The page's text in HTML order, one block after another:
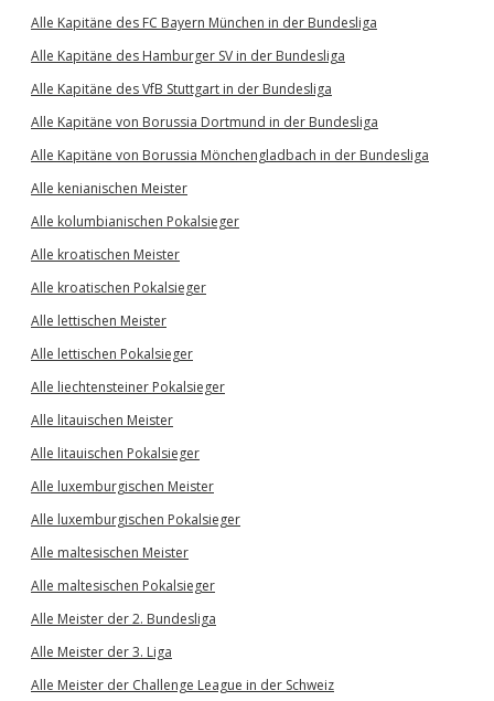
Alle Kapitäne des FC Bayern München in der Bundesliga
Alle Kapitäne des Hamburger SV in der Bundesliga
Alle Kapitäne des VfB Stuttgart in der Bundesliga
Alle Kapitäne von Borussia Dortmund in der Bundesliga
Alle Kapitäne von Borussia Mönchengladbach in der Bundesliga
Alle kenianischen Meister
Alle kolumbianischen Pokalsieger
Alle kroatischen Meister
Alle kroatischen Pokalsieger
Alle lettischen Meister
Alle lettischen Pokalsieger
Alle liechtensteiner Pokalsieger
Alle litauischen Meister
Alle litauischen Pokalsieger
Alle luxemburgischen Meister
Alle luxemburgischen Pokalsieger
Alle maltesischen Meister
Alle maltesischen Pokalsieger
Alle Meister der 2. Bundesliga
Alle Meister der 3. Liga
Alle Meister der Challenge League in der Schweiz